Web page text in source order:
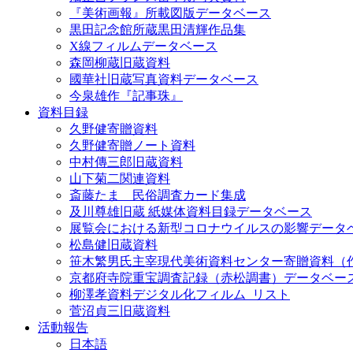
『美術画報』所載図版データベース
黒田記念館所蔵黒田清輝作品集
X線フィルムデータベース
森岡柳蔵旧蔵資料
國華社旧蔵写真資料データベース
今泉雄作『記事珠』
資料目録
久野健寄贈資料
久野健寄贈ノート資料
中村傳三郎旧蔵資料
山下菊二関連資料
斎藤たま 民俗調査カード集成
及川尊雄旧蔵 紙媒体資料目録データベース
展覧会における新型コロナウイルスの影響データ
松島健旧蔵資料
笹木繁男氏主宰現代美術資料センター寄贈資料（
京都府寺院重宝調査記録（赤松調書）データベー
柳澤孝資料デジタル化フィルム_リスト
菅沼貞三旧蔵資料
活動報告
日本語